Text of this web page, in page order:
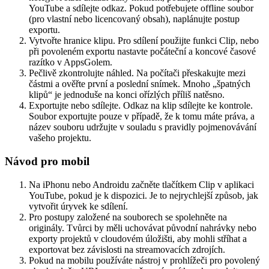
YouTube a sdílejte odkaz. Pokud potřebujete offline soubor
(pro vlastní nebo licencovaný obsah), naplánujte postup
exportu.
Vytvořte hranice klipu. Pro sdílení použijte funkci Clip, nebo
při povoleném exportu nastavte počáteční a koncové časové
razítko v AppsGolem.
Pečlivě zkontrolujte náhled. Na počítači přeskakujte mezi
částmi a ověřte první a poslední snímek. Mnoho „špatných
klipů“ je jednoduše na konci ořízlých příliš natěsno.
Exportujte nebo sdílejte. Odkaz na klip sdílejte ke kontrole.
Soubor exportujte pouze v případě, že k tomu máte práva, a
název souboru udržujte v souladu s pravidly pojmenovávání
vašeho projektu.
Návod pro mobil
Na iPhonu nebo Androidu začněte tlačítkem Clip v aplikaci
YouTube, pokud je k dispozici. Je to nejrychlejší způsob, jak
vytvořit úryvek ke sdílení.
Pro postupy založené na souborech se spolehněte na
originály. Tvůrci by měli uchovávat původní nahrávky nebo
exporty projektů v cloudovém úložišti, aby mohli stříhat a
exportovat bez závislosti na streamovacích zdrojích.
Pokud na mobilu používáte nástroj v prohlížeči pro povolený